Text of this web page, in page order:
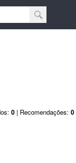
0 | Recomendações: 0